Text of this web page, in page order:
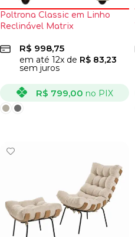
Poltrona Classic em Linho
Reclinável Matrix
R$ 998,75
em até 12x de R$ 83,23
sem juros
R$ 799,00 no PIX